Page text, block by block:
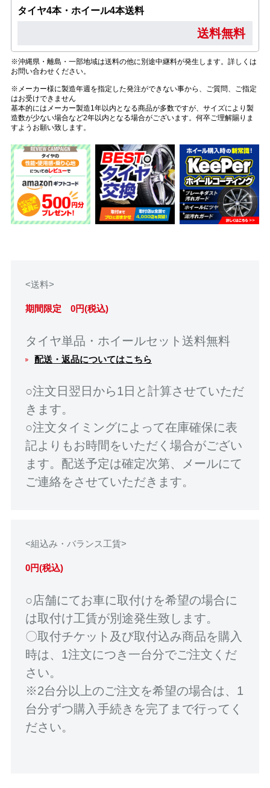
タイヤ4本・ホイール4本送料
送料無料
※沖縄県・離島・一部地域は送料の他に別途中継料が発生します。詳しくは
お問い合わせください。
※メーカー様に製造年週を指定した発注ができない事から、ご質問、ご指定
はお受けできません
基本的にはメーカー製造1年以内となる商品が多数ですが、サイズにより製
造数が少ない場合など2年以内となる場合がございます。何卒ご理解賜りま
すようお願い致します。
<送料>
期間限定 0円(税込)
タイヤ単品・ホイールセット送料無料
配送・返品についてはこちら
○注文日翌日から1日と計算させていただ
きます。
○注文タイミングによって在庫確保に表
記よりもお時間をいただく場合がござい
ます。配送予定は確定次第、メールにて
ご連絡をさせていただきます。
<組込み・バランス工賃>
0円(税込)
○店舗にてお車に取付けを希望の場合に
は取付け工賃が別途発生致します。
〇取付チケット及び取付込み商品を購入
時は、1注文につき一台分でご注文くだ
さい。
※2台分以上のご注文を希望の場合は、1
台分ずつ購入手続きを完了まで行ってく
ださい。